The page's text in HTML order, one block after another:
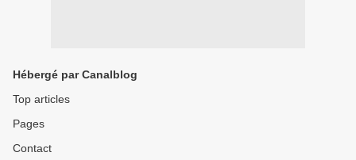
Hébergé par Canalblog
Top articles
Pages
Contact